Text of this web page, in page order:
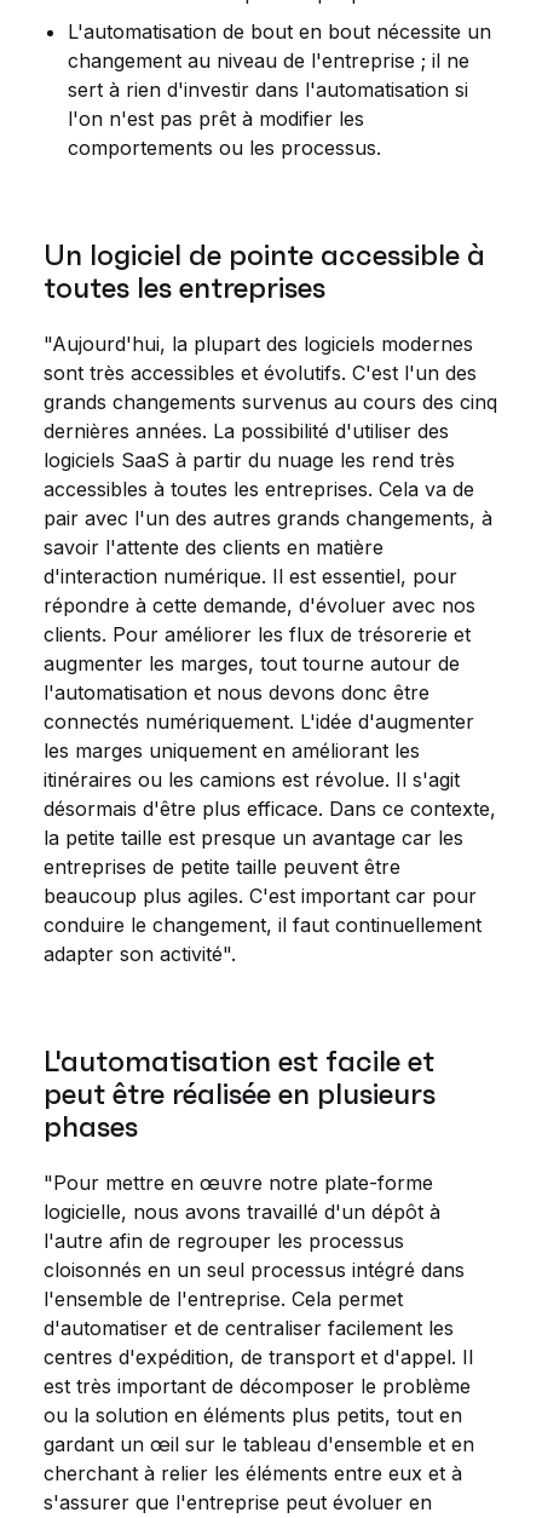
L'automatisation de bout en bout nécessite un
changement au niveau de l'entreprise ; il ne
sert à rien d'investir dans l'automatisation si
l'on n'est pas prêt à modifier les
comportements ou les processus.
Un logiciel de pointe accessible à
toutes les entreprises
"Aujourd'hui, la plupart des logiciels modernes
sont très accessibles et évolutifs. C'est l'un des
grands changements survenus au cours des cinq
dernières années. La possibilité d'utiliser des
logiciels SaaS à partir du nuage les rend très
accessibles à toutes les entreprises. Cela va de
pair avec l'un des autres grands changements, à
savoir l'attente des clients en matière
d'interaction numérique. Il est essentiel, pour
répondre à cette demande, d'évoluer avec nos
clients. Pour améliorer les flux de trésorerie et
augmenter les marges, tout tourne autour de
l'automatisation et nous devons donc être
connectés numériquement. L'idée d'augmenter
les marges uniquement en améliorant les
itinéraires ou les camions est révolue. Il s'agit
désormais d'être plus efficace. Dans ce contexte,
la petite taille est presque un avantage car les
entreprises de petite taille peuvent être
beaucoup plus agiles. C'est important car pour
conduire le changement, il faut continuellement
adapter son activité".
L'automatisation est facile et
peut être réalisée en plusieurs
phases
"Pour mettre en œuvre notre plate-forme
logicielle, nous avons travaillé d'un dépôt à
l'autre afin de regrouper les processus
cloisonnés en un seul processus intégré dans
l'ensemble de l'entreprise. Cela permet
d'automatiser et de centraliser facilement les
centres d'expédition, de transport et d'appel. Il
est très important de décomposer le problème
ou la solution en éléments plus petits, tout en
gardant un œil sur le tableau d'ensemble et en
cherchant à relier les éléments entre eux et à
s'assurer que l'entreprise peut évoluer en